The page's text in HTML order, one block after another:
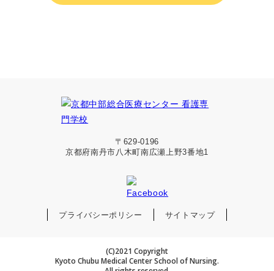
〒629-0196
京都府南丹市八木町南広瀬上野3番地1
プライバシーポリシー サイトマップ
(C)2021 Copyright
Kyoto Chubu Medical Center School of Nursing.